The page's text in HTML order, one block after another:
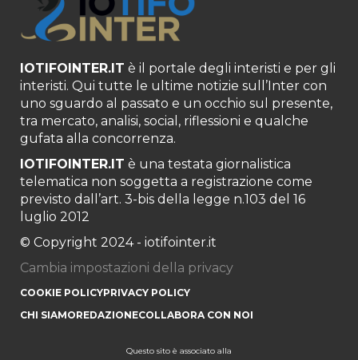
IOTIFOINTER.IT è il portale degli interisti e per gli
interisti. Qui tutte le ultime notizie sull’Inter con
uno sguardo al passato e un occhio sul presente,
tra mercato, analisi, social, riflessioni e qualche
gufata alla concorrenza.
IOTIFOINTER.IT è una testata giornalistica
telematica non soggetta a registrazione come
previsto dall’art. 3-bis della legge n.103 del 16
luglio 2012
© Copyright 2024 - iotifointer.it
Cambia impostazioni della privacy
COOKIE POLICYPRIVACY POLICY
CHI SIAMOREDAZIONECOLLABORA CON NOI
Questo sito è associato alla